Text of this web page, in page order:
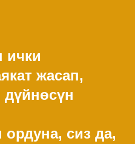
ички
жасап,
сиз да,